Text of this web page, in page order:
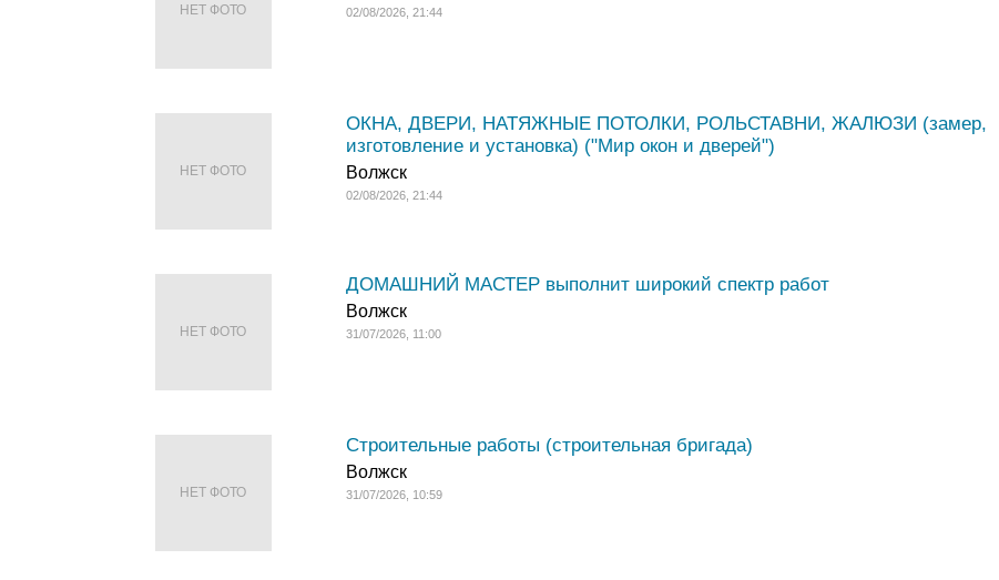
НЕТ ФОТО 02/08/2026, 21:44
НЕТ ФОТО
ОКНА, ДВЕРИ, НАТЯЖНЫЕ ПОТОЛКИ, РОЛЬСТАВНИ, ЖАЛЮЗИ (замер,
изготовление и установка) ("Мир окон и дверей")
Волжск
02/08/2026, 21:44
НЕТ ФОТО
ДОМАШНИЙ МАСТЕР выполнит широкий спектр работ
Волжск
31/07/2026, 11:00
НЕТ ФОТО
Строительные работы (строительная бригада)
Волжск
31/07/2026, 10:59